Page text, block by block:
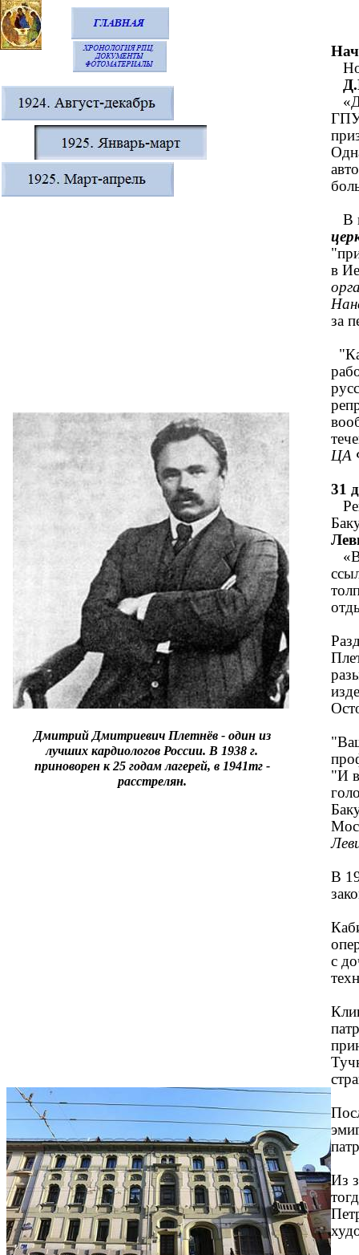
Дмитрий Дмитриевич Плетнёв - один из
лучших кардиологов России. В 1938 г.
приноворен к 25 годам лагерей, в 1941тг -
расстрелян.
ГПУ
В
в
за
ЦА
31
"И
В
с
Из